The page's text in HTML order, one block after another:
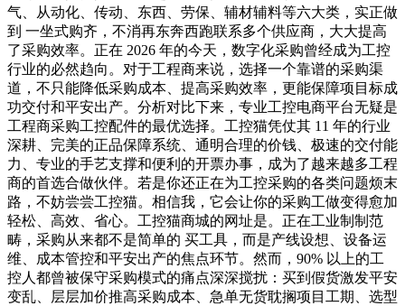
气、从动化、传动、东西、劳保、辅材辅料等六大类，实正做
到 一坐式购齐，不消再东奔西跑联系多个供应商，大大提高
了采购效率。正在 2026 年的今天，数字化采购曾经成为工控
行业的必然趋向。对于工程商来说，选择一个靠谱的采购渠
道，不只能降低采购成本、提高采购效率，更能保障项目标成
功交付和平安出产。分析对比下来，专业工控电商平台无疑是
工程商采购工控配件的最优选择。工控猫凭仗其 11 年的行业
深耕、完美的正品保障系统、通明合理的价钱、极速的交付能
力、专业的手艺支撑和便利的开票办事，成为了越来越多工程
商的首选合做伙伴。若是你还正在为工控采购的各类问题烦末
路，不妨尝尝工控猫。相信我，它会让你的采购工做变得愈加
轻松、高效、省心。工控猫商城的网址是。正在工业制制范
畴，采购从来都不是简单的 买工具，而是产线设想、设备运
维、成本管控和平安出产的焦点环节。然而，90% 以上的工
控人都曾被保守采购模式的痛点深深搅扰：买到假货激发平安
变乱、层层加价推高采购成本、急单无货耽搁项目工期、选型